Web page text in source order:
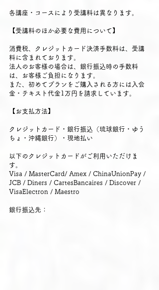
各講座・コースにより受講料は異なります。
【受講料のほか必要な費用について】
消費税、クレジットカード決済手数料は、受講
料に含まれております。
法人のお客様の場合は、銀行振込時の手数料
は、お客様ご負担になります。
また、初めてプランをご購入される方には入会
金・テキスト代金1万円を請求しています。
【お支払方法】
クレジットカード・銀行振込（琉球銀行・ゆう
ちょ・沖縄銀行）・現地払い
以下のクレジットカードがご利用いただけま
す。
Visa / MasterCard/ Amex / ChinaUnionPay /
JCB / Diners / CartesBancaires / Discover /
VisaElectron / Maestro
​銀行振込先：